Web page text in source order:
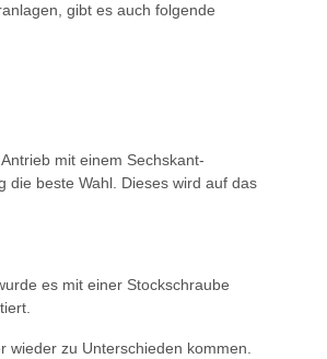
gibt es auch folgende
mit einem Sechskant-
die beste Wahl. Dieses wird auf das
es mit einer Stockschraube
wieder zu Unterschieden kommen.